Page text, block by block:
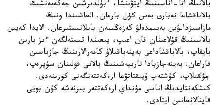
بالانىڭ اتا-اناسىنىڭ ايتۋىنشا، ءبۇلدىرشىن جەكەمەنشىك
بالاباقشاعا نەبارى بەس كۇن بارعان. العاشىندا ونىڭ
مازاسىزدانۋىن بەيىمدەلۋ كەزەڭىمەن بايلانىستىرعان. الايدا كەيىن
بالاسىنىڭ قۇلاعىنان قان اعىپ، يىعىندا تىستەلگەن ءىز بارىن
بايقاپ، بالاباقشاداعى بەينەباقىلاۋ كامەرالارىنىڭ جازباسىن
قاراعان. بەينەجازبادا تاربيەشىنىڭ بالانى قولىنان سۇيرەپ،
جۇلقىلاپ، كۇشتەپ ۇيىقتاتۋعا ارەكەتتەنگەنى كورىنەدى.
كىشكەنتايدىڭ اناسى مۇنداي ارەكەتتەر بىرنەشە كۇن بويى
قايتالانعانىن ايتادى.